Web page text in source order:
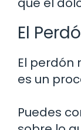
El
El perdón
es un
Puedes